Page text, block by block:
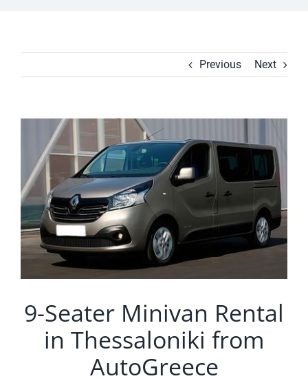
Previous Next
Larger
Image
9-Seater Minivan Rental
in Thessaloniki from
AutoGreece